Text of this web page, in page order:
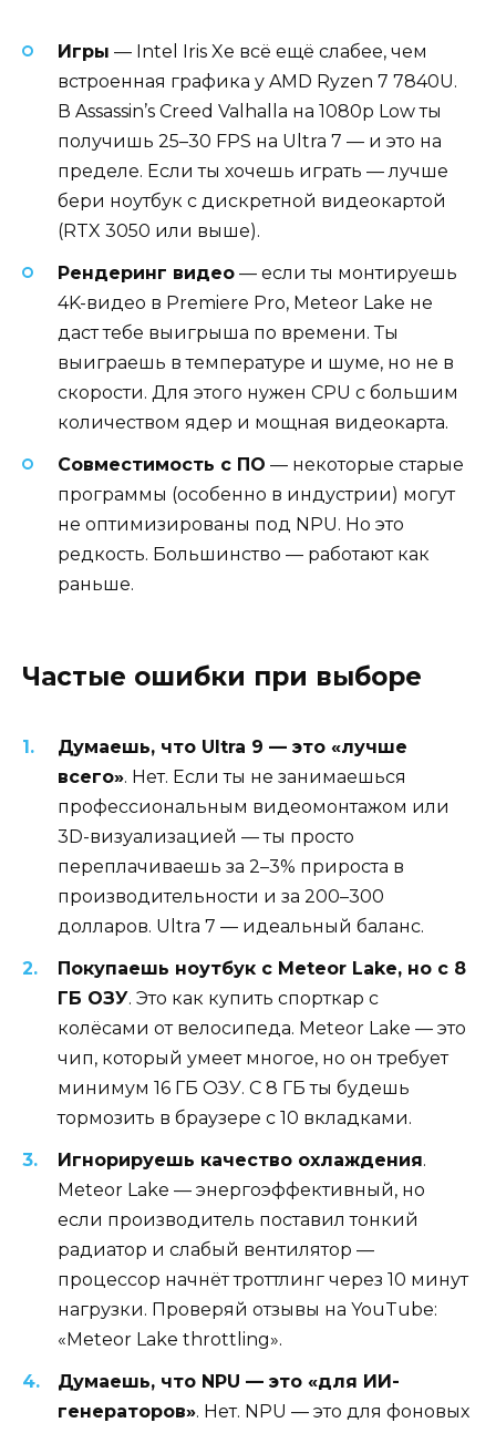
Игры — Intel Iris Xe всё ещё слабее, чем
встроенная графика у AMD Ryzen 7 7840U.
В Assassin’s Creed Valhalla на 1080p Low ты
получишь 25–30 FPS на Ultra 7 — и это на
пределе. Если ты хочешь играть — лучше
бери ноутбук с дискретной видеокартой
(RTX 3050 или выше).
Рендеринг видео — если ты монтируешь
4K-видео в Premiere Pro, Meteor Lake не
даст тебе выигрыша по времени. Ты
выиграешь в температуре и шуме, но не в
скорости. Для этого нужен CPU с большим
количеством ядер и мощная видеокарта.
Совместимость с ПО — некоторые старые
программы (особенно в индустрии) могут
не оптимизированы под NPU. Но это
редкость. Большинство — работают как
раньше.
Частые ошибки при выборе
Думаешь, что Ultra 9 — это «лучше
всего». Нет. Если ты не занимаешься
профессиональным видеомонтажом или
3D-визуализацией — ты просто
переплачиваешь за 2–3% прироста в
производительности и за 200–300
долларов. Ultra 7 — идеальный баланс.
Покупаешь ноутбук с Meteor Lake, но с 8
ГБ ОЗУ. Это как купить спорткар с
колёсами от велосипеда. Meteor Lake — это
чип, который умеет многое, но он требует
минимум 16 ГБ ОЗУ. С 8 ГБ ты будешь
тормозить в браузере с 10 вкладками.
Игнорируешь качество охлаждения.
Meteor Lake — энергоэффективный, но
если производитель поставил тонкий
радиатор и слабый вентилятор —
процессор начнёт троттлинг через 10 минут
нагрузки. Проверяй отзывы на YouTube:
«Meteor Lake throttling».
Думаешь, что NPU — это «для ИИ-
генераторов». Нет. NPU — это для фоновых